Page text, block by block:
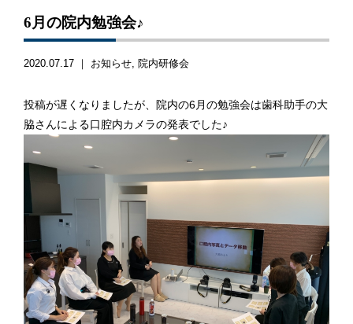
6月の院内勉強会♪
2020.07.17 ｜ お知らせ 院内研修会
投稿が遅くなりましたが、院内の6月の勉強会は歯科助手の大
脇さんによる口腔内カメラの発表でした♪